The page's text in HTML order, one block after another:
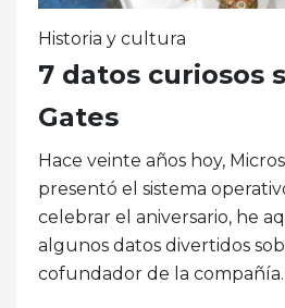
Historia y cultura
7 datos curiosos
Gates
Hace veinte años hoy,
presentó el sistema
celebrar el aniversario, he
algunos datos divertidos
cofundador de la compañía..